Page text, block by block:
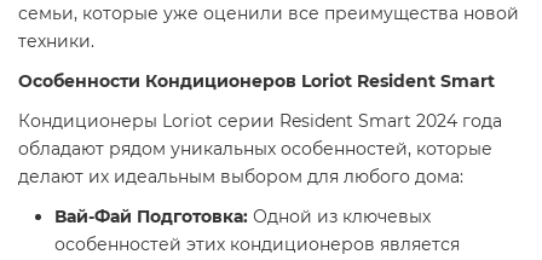
семьи, которые уже оценили все преимущества новой
техники.
Особенности Кондиционеров Loriot Resident Smart
Кондиционеры Loriot серии Resident Smart 2024 года
обладают рядом уникальных особенностей, которые
делают их идеальным выбором для любого дома:
Вай-Фай Подготовка: Одной из ключевых
особенностей этих кондиционеров является